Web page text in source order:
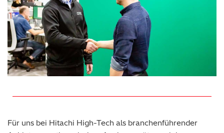
Für uns bei Hitachi High-Tech als branchenführender